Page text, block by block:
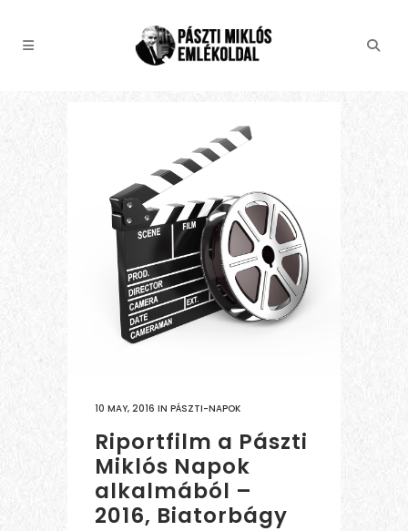
10 MAY, 2016 IN PÁSZTI-NAPOK
Riportfilm a Pászti
Miklós Napok
alkalmából –
2016, Biatorbágy